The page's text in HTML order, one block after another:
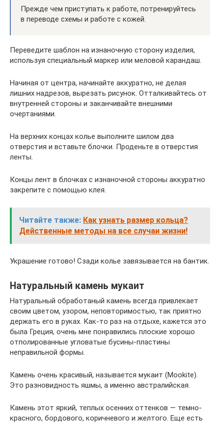
Прежде чем приступать к работе, потренируйтесь
в переводе схемы и работе с кожей.
Переведите шаблон на изнаночную сторону изделия,
используя специальный маркер или меловой карандаш.
Начиная от центра, начинайте аккуратно, не делая
лишних надрезов, вырезать рисунок. Отталкивайтесь от
внутренней стороны и заканчивайте внешними
очертаниями.
На верхних концах колье выполните шилом два
отверстия и вставьте блочки. Проденьте в отверстия
ленты.
Концы лент в блочках с изнаночной стороны аккуратно
закрепите с помощью клея.
Читайте также: Как узнать размер кольца?
Действенные методы на все случаи жизни!
Украшение готово! Сзади колье завязывается на бантик.
Натуральный камень мукаит
Натуральный обработаный камень всегда привлекает
своим цветом, узором, неповторимостью, так приятно
держать его в руках. Как-то раз на отдыхе, кажется это
была Греция, очень мне понравились плоские хорошо
отполированные угловатые бусины-пластины
неправильной формы.
Камень очень красивый, называется мукаит (Mookite).
Это разновидность яшмы, а именно австралийская.
Камень этот яркий, теплых осенних оттенков — темно-
красного, бордового, коричневого и желтого. Еще есть